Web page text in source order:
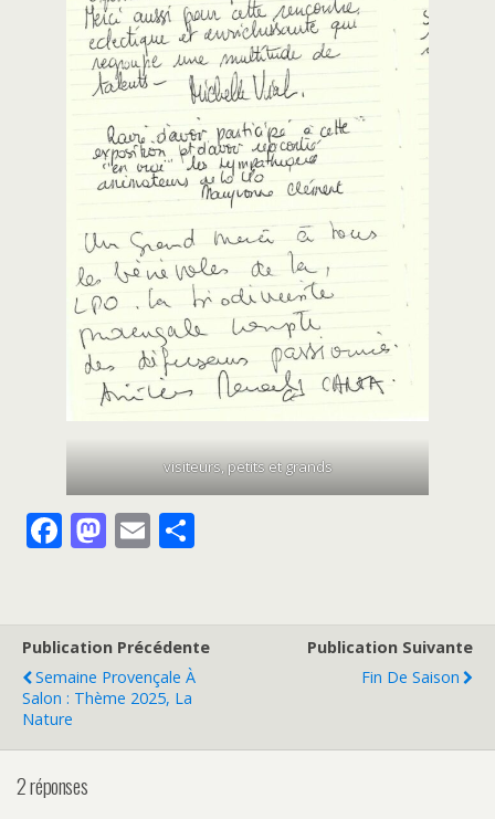
visiteurs, petits et grands
F
b
o
o
k
M
d
o
n
E
l g
er
Publication Précédente
Semaine Provençale À
Salon : Thème 2025, La
Nature
Publication Suivante
Fin De Saison
2 réponses